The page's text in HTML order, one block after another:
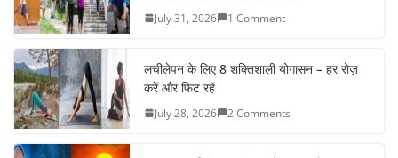
b
o
o
k
July 31, 2026 1 Comment
लचीलेपन के लिए 8 शक्तिशाली योगासन – हर रोज़
करें और फिट रहें
July 28, 2026 2 Comments